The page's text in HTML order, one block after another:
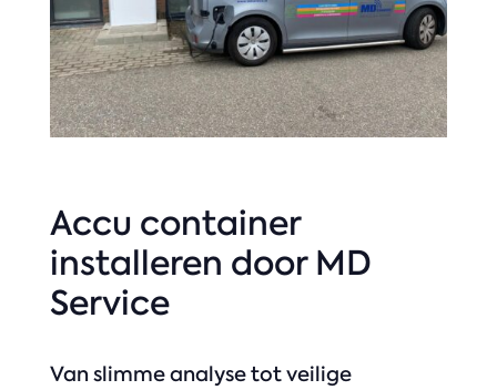
Accu container
installeren door MD
Service
Van slimme analyse tot veilige